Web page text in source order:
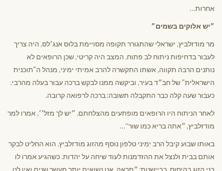
אחרות…
״יש אלוקים בשמים״
מר מודזלביץ, ישראלי שהתגורר תקופה מסויימת בלוס אנג׳לס, היה צריך
לעבור בדחיפות ניתוח לב פתוח. המצב היה קריטי, שכן הרופאים לא
נותנים הרבה תקווה, אשתו התקשרה להרב אמיתי ימיני, מנהל ה"תוכנית
הישראלית" של חב״ד בעיר, וביקשה ממנו לבקש ברכה עבור בעלה מהרבי.
כעבור שעה קלה כבר התקבלה תשובה: ברכה לרפואה קרובה.
לאחר הניתוח היו הרופאים מופתעים מהצלחתם. ״יש לך מזל׳׳, אמרו למר
מודזלביץ, ״אתה בריא כמו שור“…
באותו שבוע קיבל הרב ימיני טלפון נוסף מהזוג מודזלביץ. הוא החליט לבקר
אותם בבית ולנצל את ההזדמנות לעוד שיחה על יהדות. כשהגיע אמרו לו
בני הזוג בהיסוס, בביישנות: ״תראה, אנו נשואים יותר מעשר שנים ואין לנו